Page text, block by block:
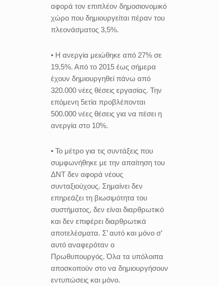
αφορά τον επιπλέον δημοσιονομικό
χώρο που δημιουργείται πέραν του
πλεονάσματος 3,5%.
• Η ανεργία μειώθηκε από 27% σε
19,5%. Από το 2015 έως σήμερα
έχουν δημιουργηθεί πάνω από
320.000 νέες θέσεις εργασίας. Την
επόμενη 5ετία προβλέπονται
500.000 νέες θέσεις για να πέσει η
ανεργία στο 10%.
• Το μέτρο για τις συντάξεις που
συμφωνήθηκε με την απαίτηση του
ΔΝΤ δεν αφορά νέους
συνταξιούχους. Σημαίνει δεν
επηρεάζει τη βιωσιμότητα του
συστήματος, δεν είναι διαρθρωτικό
και δεν επιφέρει διαρθρωτικά
αποτελέσματα. Σ’ αυτό και μόνο σ’
αυτό αναφερόταν ο
Πρωθυπουργός. Όλα τα υπόλοιπα
αποσκοπούν στο να δημιουργήσουν
εντυπώσεις και μόνο.